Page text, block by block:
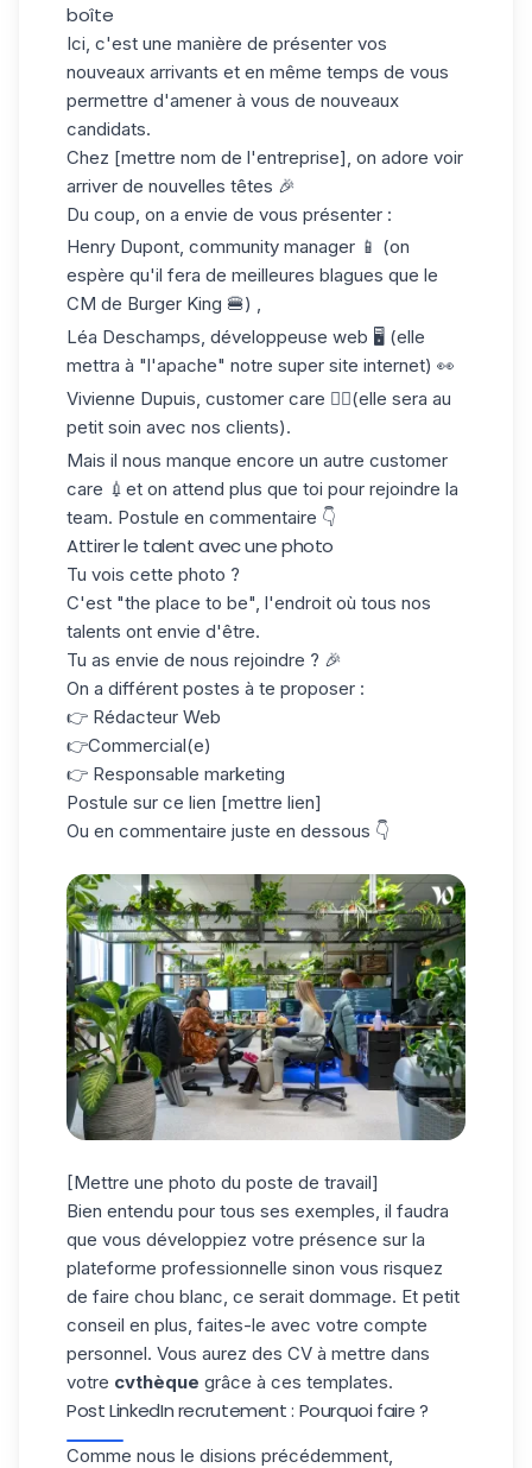
boîte
Ici, c'est une manière de présenter vos
nouveaux arrivants et en même temps de vous
permettre d'amener à vous de nouveaux
candidats.
Chez [mettre nom de l'entreprise], on adore voir
arriver de nouvelles têtes 🎉
Du coup, on a envie de vous présenter :
Henry Dupont, community manager 📱 (on
espère qu'il fera de meilleures blagues que le
CM de Burger King 🍔) ,
Léa Deschamps, développeuse web 🖥️ (elle
mettra à "l'apache" notre super site internet) 👀
Vivienne Dupuis, customer care 👩‍⚕️(elle sera au
petit soin avec nos clients).
Mais il nous manque encore un autre customer
care 💉et on attend plus que toi pour rejoindre la
team. Postule en commentaire 👇
Attirer le talent avec une photo
Tu vois cette photo ?
C'est "the place to be", l'endroit où tous nos
talents ont envie d'être.
Tu as envie de nous rejoindre ? 🎉
On a différent postes à te proposer :
👉 Rédacteur Web
👉Commercial(e)
👉 Responsable marketing
Postule sur ce lien [mettre lien]
Ou en commentaire juste en dessous 👇
[Mettre une photo du poste de travail]
Bien entendu pour tous ses exemples, il faudra
que vous développiez votre présence sur la
plateforme professionnelle sinon vous risquez
de faire chou blanc, ce serait dommage. Et petit
conseil en plus, faites-le avec votre compte
personnel. Vous aurez des CV à mettre dans
votre cvthèque grâce à ces templates.
Post LinkedIn recrutement : Pourquoi faire ?
Comme nous le disions précédemment,